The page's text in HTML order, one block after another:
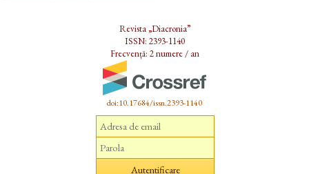
Revista „Diacronia”
ISSN: 2393-1140
Frecvență: 2 numere / an
doi:10.17684/issn.2393-1140